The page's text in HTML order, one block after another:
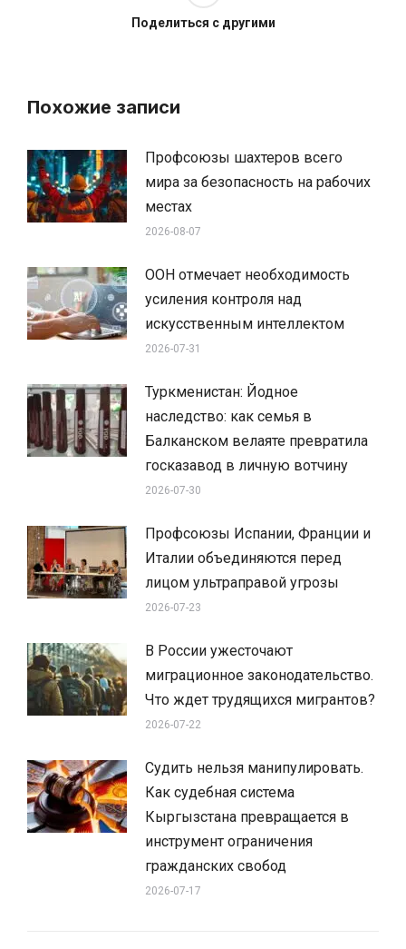
Поделиться с другими
Похожие записи
Профсоюзы шахтеров всего
мира за безопасность на рабочих
местах
2026-08-07
ООН отмечает необходимость
усиления контроля над
искусственным интеллектом
2026-07-31
Туркменистан: Йодное
наследство: как семья в
Балканском велаяте превратила
госказавод в личную вотчину
2026-07-30
Профсоюзы Испании, Франции и
Италии объединяются перед
лицом ультраправой угрозы
2026-07-23
В России ужесточают
миграционное законодательство.
Что ждет трудящихся мигрантов?
2026-07-22
Судить нельзя манипулировать.
Как судебная система
Кыргызстана превращается в
инструмент ограничения
гражданских свобод
2026-07-17